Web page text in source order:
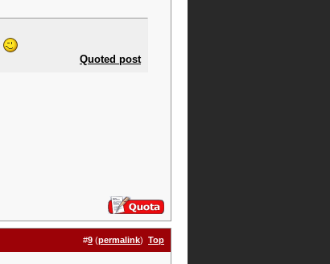
Quoted post
#9 (permalink) Top